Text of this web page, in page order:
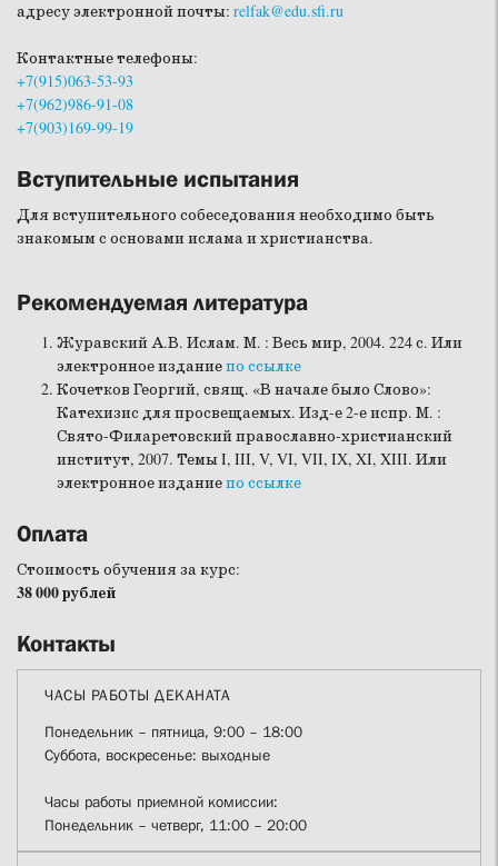
адресу электронной почты: relfak@edu.sfi.ru
Контактные телефоны:
+7(915)063-53-93
+7(962)986-91-08
+7(903)169-99-19
Вступительные испытания
Для вступительного собеседования необходимо быть
знакомым с основами ислама и христианства.
Рекомендуемая литература
Журавский А.В. Ислам. М. : Весь мир, 2004. 224 с. Или
электронное изданиепо ссылке
Кочетков Георгий, свящ. «В начале было Слово»:
Катехизис для просвещаемых. Изд-е 2-е испр. М. :
Свято-Филаретовский православно-христианский
институт, 2007. Темы I, III, V, VI, VII, IX, XI, XIII. Или
электронное изданиепо ссылке
Оплата
Стоимость обучения за курс:
38 000 рублей
Контакты
ЧАСЫ РАБОТЫ ДЕКАНАТА
Понедельник – пятница, 9:00 – 18:00
Суббота, воскресенье: выходные
Часы работы приемной комиссии:
Понедельник – четверг, 11:00 – 20:00